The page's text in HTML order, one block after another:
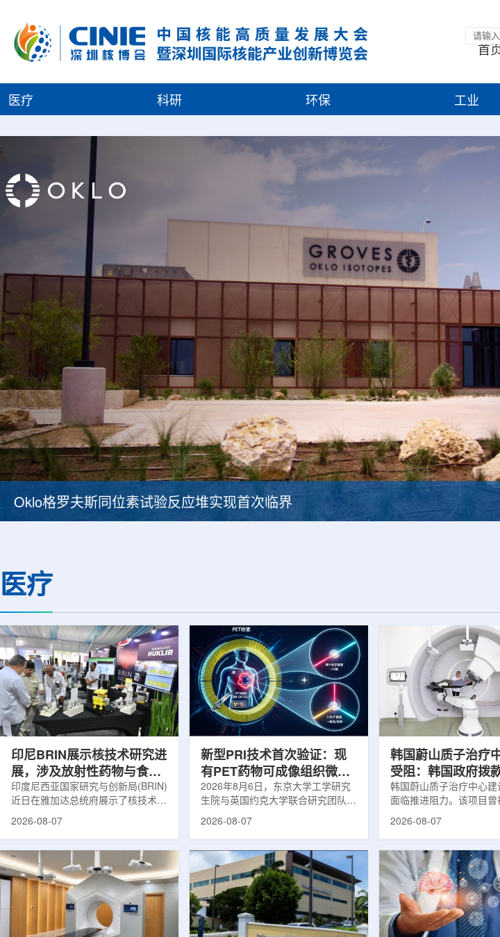
首
医疗 科研 环保 工业
Oklo格罗夫斯同位素试验反应堆实现首次临界
医疗
印尼BRIN展示核技术研究进
展，涉及放射性药物与食品
辐照应用
印度尼西亚国家研究与创新局(BRIN)
近日在雅加达总统府展示了核技术研
究成果。BRIN局长阿里夫·萨特里亚
粮食和健康等领域。在健康领域，
BRIN正在开发用于核医学的放射性
药物。这类药物含有放射性物质，可
用于癌症诊断和治疗。阿里夫表示，
放射性药物研发对癌症识别和治疗具
有重要意义。在食品领域，BRIN将
2026-08-07
新型PRI技术首次验证：现
有PET药物可成像组织微环
境
2026年8月6日，东京大学工学研究
生院与英国约克大学联合研究团队宣
布，已建立一种利用正电子三光子衰
该方法可结合现有临床PET显像剂使
用，有望为核医学影像提供观察组织
微环境的新手段。利用正电子-3光子
衰变的下一代核医学成像概念图目前
临床PET扫描主要利用正电子双光子
湮灭过程显示药物在体内的分布和积
2026-08-07
韩国蔚山质子治疗
受阻：韩国政府拨
整影响项目推进
韩国蔚山质子治疗中心建
面临推进阻力。该项目曾
韩国东南部区域癌症治疗
的难度明显上升。据蔚山
消息，蔚山市已于去年3
治疗中心建设可行性研
制定服务，并开始争取国
过，韩国保健福祉部回
独为蔚山市提供大型项目
2026-08-07